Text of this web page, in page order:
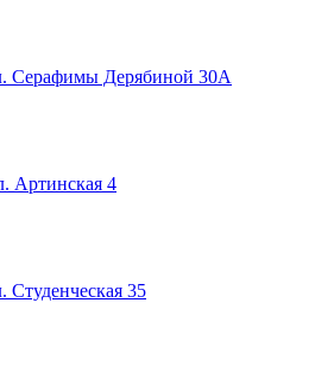
Серафимы Дерябиной 30А
Артинская 4
35